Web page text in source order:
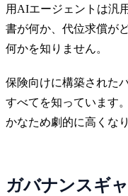
用AIエージェントは汎
書が何か、代位求償が
何かを知りません。
保険向けに構築された
すべてを知っています
かなため劇的に高くなり
ガバナンスギ